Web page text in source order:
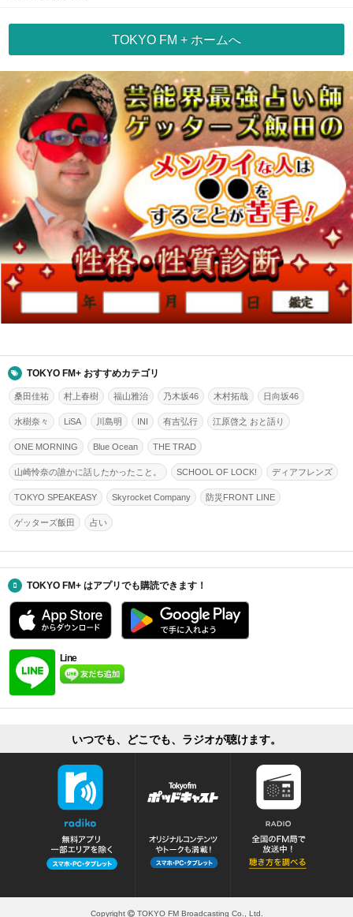
TOKYO FM + ホームへ
TOKYO FM+ おすすめカテゴリ
桑田佳祐 村上春樹 福山雅治 乃木坂46 木村拓哉 日向坂46
水樹奈々 LiSA 川島明 INI 有吉弘行 江原啓之 おと語り
ONE MORNING Blue Ocean THE TRAD
山崎怜奈の誰かに話したかったこと。 SCHOOL OF LOCK! ディアフレンズ
TOKYO SPEAKEASY Skyrocket Company 防災FRONT LINE
ゲッターズ飯田 占い
TOKYO FM+ はアプリでも購読できます！
Line
いつでも、どこでも、ラジオが聴けます。
Copyright TOKYO FM Broadcasting Co., Ltd.